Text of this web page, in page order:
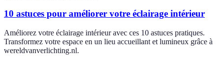
10 astuces pour améliorer votre éclairage intérieur
Améliorez votre éclairage intérieur avec ces 10 astuces pratiques.
Transformez votre espace en un lieu accueillant et lumineux grâce à
wereldvanverlichting.nl.